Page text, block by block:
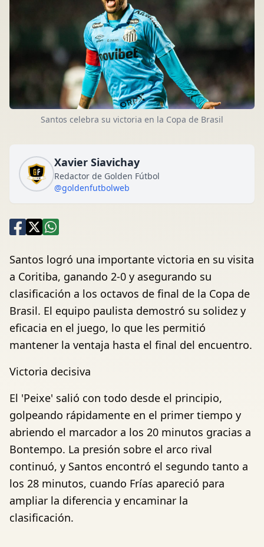
Santos celebra su victoria en la Copa de Brasil
Xavier Siavichay
Redactor de Golden Fútbol
@goldenfutbolweb
Santos logró una importante victoria en su visita
a Coritiba, ganando 2-0 y asegurando su
clasificación a los octavos de final de la Copa de
Brasil. El equipo paulista demostró su solidez y
eficacia en el juego, lo que les permitió
mantener la ventaja hasta el final del encuentro.
Victoria decisiva
El 'Peixe' salió con todo desde el principio,
golpeando rápidamente en el primer tiempo y
abriendo el marcador a los 20 minutos gracias a
Bontempo. La presión sobre el arco rival
continuó, y Santos encontró el segundo tanto a
los 28 minutos, cuando Frías apareció para
ampliar la diferencia y encaminar la
clasificación.